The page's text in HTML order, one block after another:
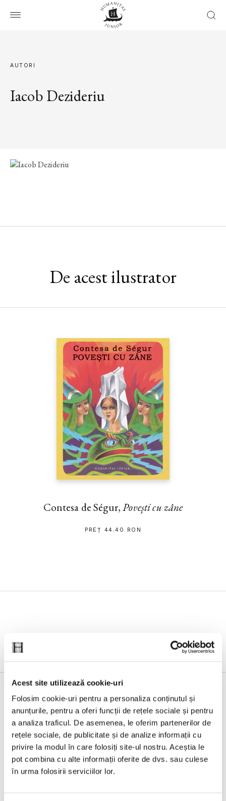
Acest site utilizează cookie-uri
Folosim cookie-uri pentru a personaliza conținutul și
anunțurile, pentru a oferi funcții de rețele sociale și pentru
a analiza traficul. De asemenea, le oferim partenerilor de
rețele sociale, de publicitate și de analize informații cu
privire la modul în care folosiți site-ul nostru. Aceștia le
pot combina cu alte informații oferite de dvs. sau culese
în urma folosirii serviciilor lor.
AUTORI
Iacob Dezideriu
De acest ilustrator
Contesa de Ségur,Povești cu zâne
PREȚ 44.40 RON
3 IUNIE 2026, HUMANITAS JUNIOR
Humanitas Junior la Bookfest 2026, 3–7 iunie
24 MAI 2026, HUMANITAS JUNIOR